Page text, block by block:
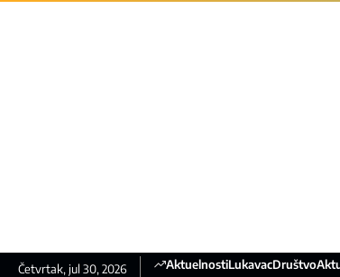
Četvrtak, jul 30, 2026 AktuelnostiLukavacDruštvo